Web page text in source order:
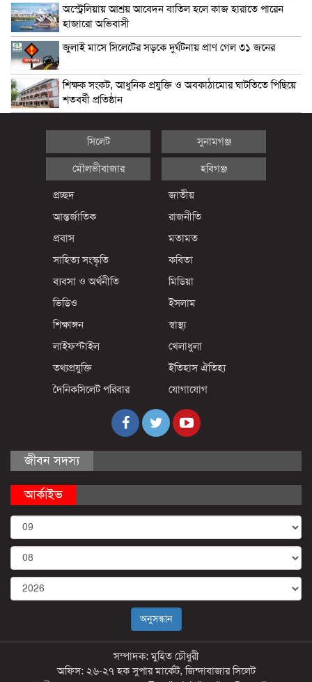
অস্ট্রেলিয়ায় আশ্রয় আবেদন বাতিল হলে কাজ হারাতে পারেন
হাজারো অভিবাসী
জুলাই মাসে সিলেটের সড়কে দুর্ঘটনায় প্রাণ গেল ৩১ জনের
শিক্ষক সংকট, আধুনিক প্রযুক্তি ও অবকাঠামোর ঘাটতিতে পিছিয়ে
শতবর্ষী প্রতিষ্ঠান
সিলেট সুনামগঞ্জ
মৌলভীবাজার হবিগঞ্জ
প্রচ্ছদ
জাতীয়
আন্তর্জাতিক
রাজনীতি
প্রবাস
মতামত
সাহিত্য সংস্কৃতি
কবিতা
ব্যবসা ও অর্থনীতি
মিডিয়া
ভিডিও
ইসলাম
শিক্ষাঙ্গন
স্বাস্থ্য
লাইফস্টাইল
খেলাধুলা
তথ্যপ্রযুক্তি
ইতিহাস ঐতিহ্য
দৈনিকসিলেট পরিবার
যোগাযোগ
জীবন সদস্য
আর্কাইভ
সম্পাদক: মুহিত চৌধুরী
অফিস: ২৬-২৭ হক সুপার মার্কেট, জিন্দাবাজার সিলেট